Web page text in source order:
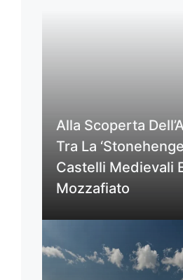
Alla Scoperta
Tra La
Castelli Medievali
Mozzafiato